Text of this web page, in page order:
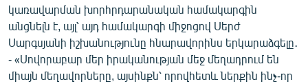
կառավարման խորհրդարանական համակարգին
անցնելն է, այլ՝ այդ համակարգի միջոցով Սերժ
Սարգսյանի իշխանությունը հնարավորինս երկարաձգելը․
- «Սովորաբար մեր իրականության մեջ մեղադրում են
միայն մեղավորները, այսինքն՝ որովհետև ներքին ինչ-որ